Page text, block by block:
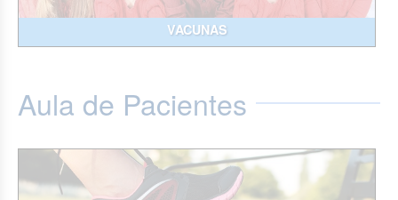
VACUNAS
Aula de Pacientes